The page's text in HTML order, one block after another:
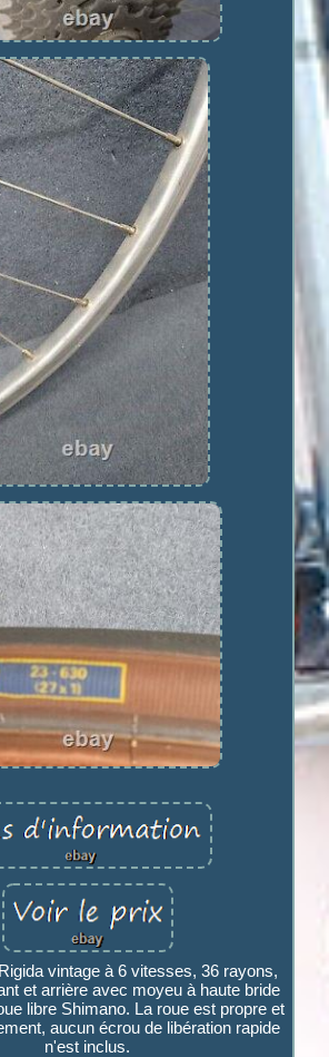
vintage à 6 vitesses, 36 rayons,
et arrière avec moyeu à haute bride
libre Shimano. La roue est propre et
aucun écrou de libération rapide
n'est inclus.